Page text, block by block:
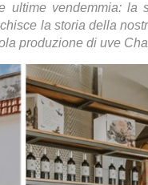
vendemmia:
la storia della
produzione di uve